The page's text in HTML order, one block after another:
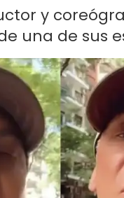
y
una de sus